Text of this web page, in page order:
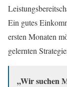
Ein gutes
ersten Monaten
gelernten
„Wir suchen